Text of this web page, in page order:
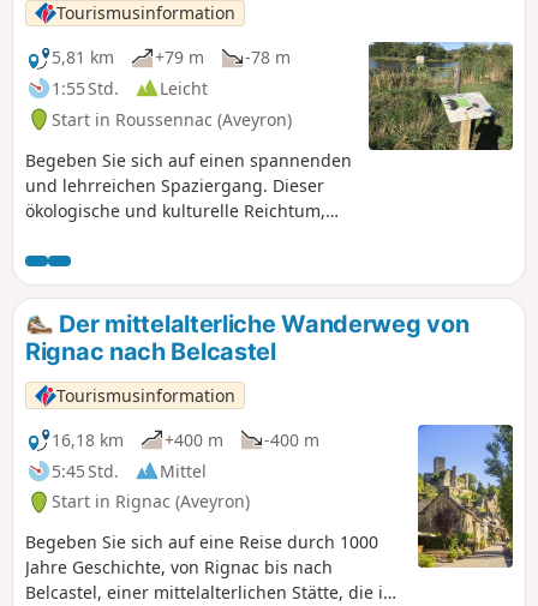
Tourismusinformation
5,81 km
+79 m
-78 m
1:55 Std.
Leicht
Start in Roussennac (Aveyron)
Begeben Sie sich auf einen spannenden
und lehrreichen Spaziergang. Dieser
ökologische und kulturelle Reichtum,
hat diesen Teichen zu Beginn des
Jahrhunderts die Einstufung als Natura-
2000-Gebiet durch die EU eingebracht.
Zwanzig Jahre später sind der SMBV2A
und Rural Concept mit dem Schutz
dieser Lebensräume betraut.
Gemeinsam mit den Eigentümern,
Verwaltern und Nutzern der Teiche
tragen sie so zur Erhaltung dieser
empfindlichen Ökosysteme bei. Seien
Sie aufmerksam und gehen Sie
respektvoll mit der Natur um – vielleicht
erwarten Sie schöne Überraschungen.
Der mittelalterliche Wanderweg von
Rignac nach Belcastel
Tourismusinformation
16,18 km
+400 m
-400 m
5:45 Std.
Mittel
Start in Rignac (Aveyron)
Begeben Sie sich auf eine Reise durch 1000
Jahre Geschichte, von Rignac bis nach
Belcastel, einer mittelalterlichen Stätte, die im